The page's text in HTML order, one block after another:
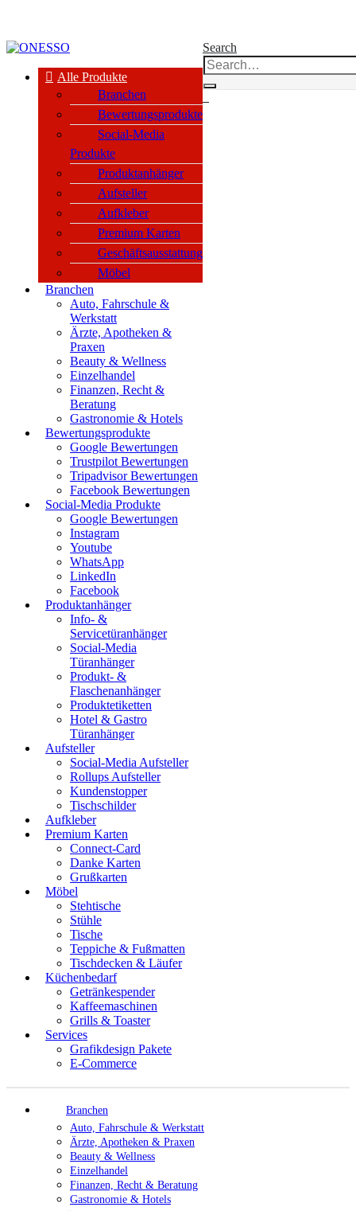
Alle Produkte
Branchen
Bewertungsprodukte
Social-Media
Produkte
Produktanhänger
Aufsteller
Aufkleber
Premium Karten
Geschäftsausstattung
Möbel
Branchen
Auto, Fahrschule &
Werkstatt
Ärzte, Apotheken &
Praxen
Beauty & Wellness
Einzelhandel
Finanzen, Recht &
Beratung
Gastronomie & Hotels
Bewertungsprodukte
Google Bewertungen
Trustpilot Bewertungen
Tripadvisor Bewertungen
Facebook Bewertungen
Social-Media Produkte
Google Bewertungen
Instagram
Youtube
WhatsApp
LinkedIn
Facebook
Produktanhänger
Info- &
Servicetüranhänger
Social-Media
Türanhänger
Produkt- &
Flaschenanhänger
Produktetiketten
Hotel & Gastro
Türanhänger
Aufsteller
Social-Media Aufsteller
Rollups Aufsteller
Kundenstopper
Tischschilder
Aufkleber
Premium Karten
Connect-Card
Danke Karten
Grußkarten
Möbel
Stehtische
Stühle
Tische
Teppiche & Fußmatten
Tischdecken & Läufer
Küchenbedarf
Getränkespender
Kaffeemaschinen
Grills & Toaster
Services
Grafikdesign Pakete
E-Commerce
Search
Branchen
Auto, Fahrschule & Werkstatt
Ärzte, Apotheken & Praxen
Beauty & Wellness
Einzelhandel
Finanzen, Recht & Beratung
Gastronomie & Hotels